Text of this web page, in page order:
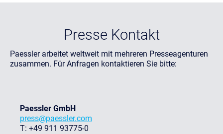
Presse Kontakt
Paessler arbeitet weltweit mit mehreren Presseagenturen
zusammen. Für Anfragen kontaktieren Sie bitte:
Paessler GmbH
press@paessler.com
T: +49 911 93775-0